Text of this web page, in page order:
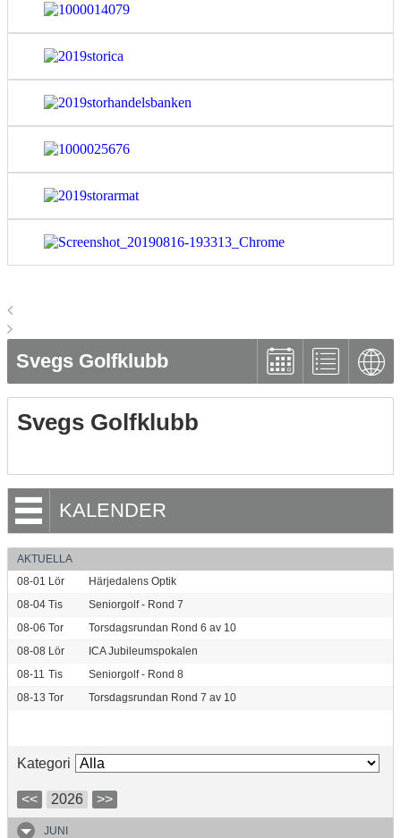
Svegs Golfklubb
Svegs Golfklubb
KALENDER
AKTUELLA
08-01 Lör
Härjedalens Optik
08-04 Tis
Seniorgolf - Rond 7
08-06 Tor
Torsdagsrundan Rond 6 av 10
08-08 Lör
ICA Jubileumspokalen
08-11 Tis
Seniorgolf - Rond 8
08-13 Tor Torsdagsrundan Rond 7 av 10
Kategori
<< 2026 >>
JUNI